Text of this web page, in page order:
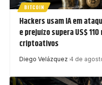
BITCOIN
Hackers usam IA em
e prejuízo supera US$
criptoativos
Diego Velázquez 4 de